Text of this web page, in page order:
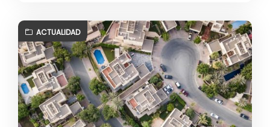
ACTUALIDAD